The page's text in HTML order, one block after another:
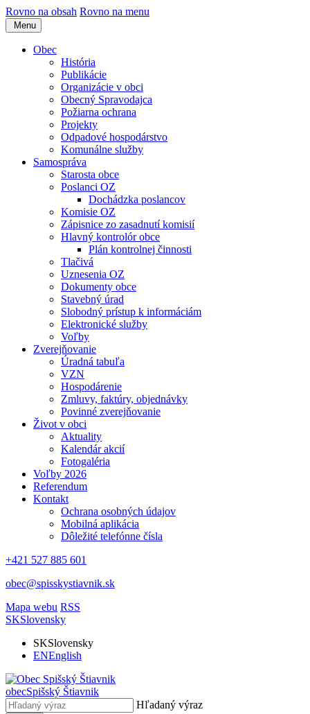
Rovno na obsah Rovno na menu
Menu
Obec
História
Publikácie
Organizácie v obci
Obecný Spravodajca
Požiarna ochrana
Projekty
Odpadové hospodárstvo
Komunálne služby
Samospráva
Starosta obce
Poslanci OZ
Dochádzka poslancov
Komisie OZ
Zápisnice zo zasadnutí komisií
Hlavný kontrolór obce
Plán kontrolnej činnosti
Tlačivá
Uznesenia OZ
Dokumenty obce
Stavebný úrad
Slobodný prístup k informáciám
Elektronické služby
Voľby
Zverejňovanie
Úradná tabuľa
VZN
Hospodárenie
Zmluvy, faktúry, objednávky
Povinné zverejňovanie
Život v obci
Aktuality
Kalendár akcií
Fotogaléria
Voľby 2026
Referendum
Kontakt
Ochrana osobných údajov
Mobilná aplikácia
Dôležité telefónne čísla
+421 527 885 601
obec@spisskystiavnik.sk
Mapa webu RSS
SKSlovensky
SKSlovensky
ENEnglish
obecSpišský Štiavnik
Hľadaný výraz